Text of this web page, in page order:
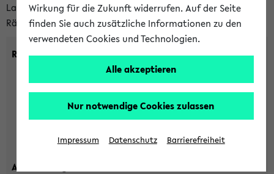
Lassen Sie sich alle Räume anzeigen oder suchen Sie nach
Räumen mit bestimmten Eigenschaften:
Raumkriterien:
max. Plätze:
Ausstattung:
Wirkung für die Zukunft widerrufen. Auf der Seite
finden Sie auch zusätzliche Informationen zu den
verwendeten Cookies und Technologien.
Alle akzeptieren
Nur notwendige Cookies zulassen
Impressum Datenschutz Barrierefreiheit